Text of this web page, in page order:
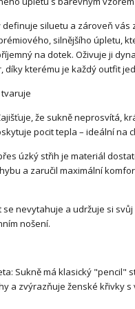
siluetu a zároveň vás
silnějšího úpletu,
na dotek. Oživuje ji
díky kterému je každý outfit
že sukně neprosvítá,
pocit tepla – ideální na
úzký střih je materiál
a zaručil maximální
se nevytahuje a udržuje si svůj
nošení.
Sukně má klasický "pencil"
a zvýrazňuje ženské křivky s